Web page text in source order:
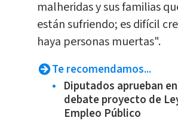
malheridas y sus familias
están sufriendo; es difícil
haya personas muertas".
Te recomendamos...
Diputados aprueban
debate proyecto de
Empleo Público